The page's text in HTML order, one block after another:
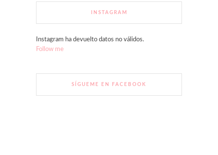
INSTAGRAM
Instagram ha devuelto datos no válidos.
Follow me
SÍGUEME EN FACEBOOK